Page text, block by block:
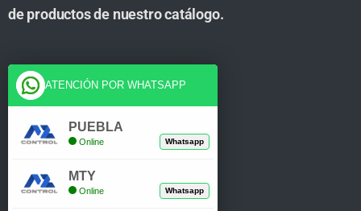
de productos de nuestro catálogo.
Cuenta
Tienda
Mi Cuenta
ATENCIÓN POR WHATSAPP
PUEBLA
Online Whatsapp
MTY
Online Whatsapp